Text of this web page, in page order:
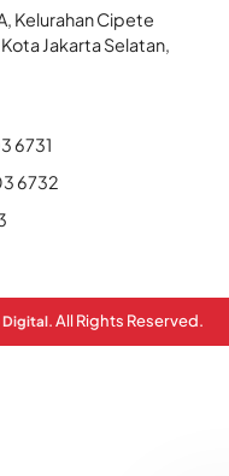
Kelurahan Cipete
Jakarta Selatan,
6731
6732
Digital. All Rights Reserved.